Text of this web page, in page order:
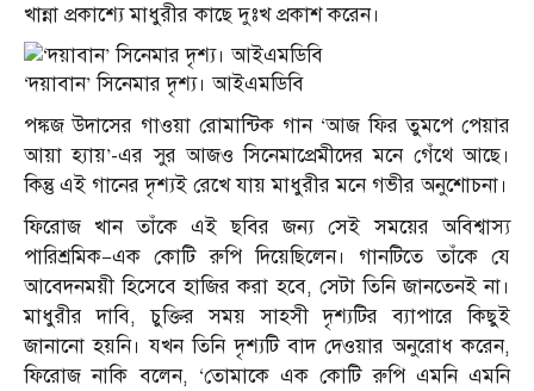
খান্না প্রকাশ্যে মাধুরীর কাছে দুঃখ প্রকাশ করেন।
‘দয়াবান’ সিনেমার দৃশ্য। আইএমডিবি
পঙ্কজ উদাসের গাওয়া রোমান্টিক গান ‘আজ ফির তুমপে পেয়ার
আয়া হ্যায়’-এর সুর আজও সিনেমাপ্রেমীদের মনে গেঁথে আছে।
কিন্তু এই গানের দৃশ্যই রেখে যায় মাধুরীর মনে গভীর অনুশোচনা।
ফিরোজ খান তাঁকে এই ছবির জন্য সেই সময়ের অবিশ্বাস্য
পারিশ্রমিক—এক কোটি রুপি দিয়েছিলেন। গানটিতে তাঁকে যে
আবেদনময়ী হিসেবে হাজির করা হবে, সেটা তিনি জানতেনই না।
মাধুরীর দাবি, চুক্তির সময় সাহসী দৃশ্যটির ব্যাপারে কিছুই
জানানো হয়নি। যখন তিনি দৃশ্যটি বাদ দেওয়ার অনুরোধ করেন,
ফিরোজ নাকি বলেন, ‘তোমাকে এক কোটি রুপি এমনি এমনি